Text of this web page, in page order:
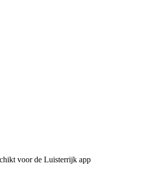
voor de Luisterrijk app